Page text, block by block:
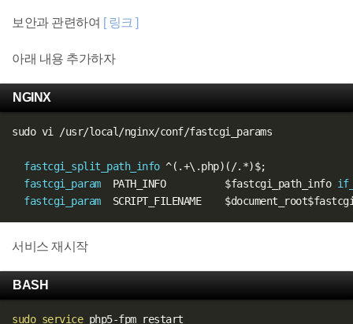
보안과 관련하여 [ 링크 ]
아래 내용 추가하자
NGINX
sudo vi /usr/local/nginx/conf/fastcgi_params
fastcgi_split_path_info ^( .+\ .php) (/. *)$;
fastcgi_param
  PATH_INFO
$fastcgi_path_info
fastcgi_param
  SCRIPT_FILENAME
$document_root
서비스 재시작
BASH
sudo service